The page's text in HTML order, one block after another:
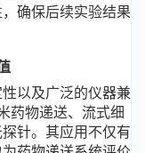
确保后续实验结果
以及广泛的仪器兼
药物递送、流式细
针。其应用不仅有